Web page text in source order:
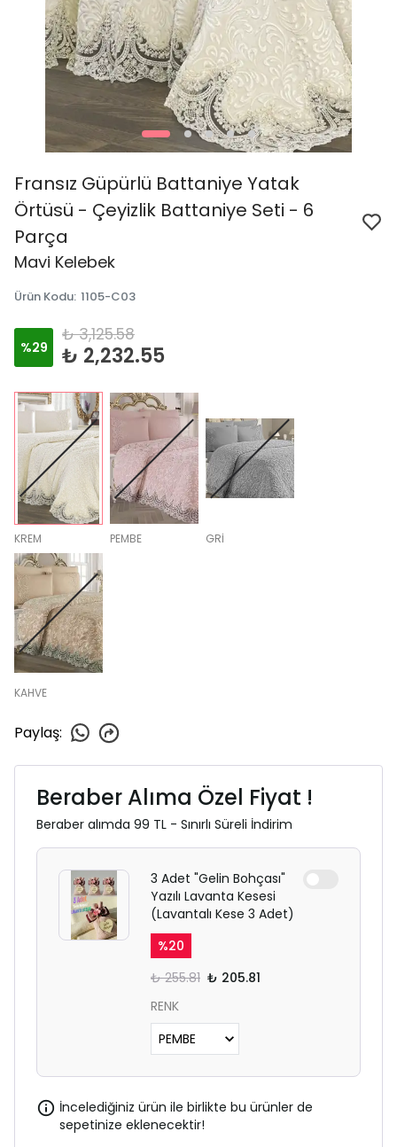
Fransız Güpürlü Battaniye Yatak
Örtüsü - Çeyizlik Battaniye Seti - 6
Parça
Mavi Kelebek
Ürün Kodu: 1105-C03
%29
₺ 3,125.58
₺ 2,232.55
KREM PEMBE GRİ
KAHVE
Paylaş:
Beraber Alıma Özel Fiyat !
Beraber alımda 99 TL - Sınırlı Süreli İndirim
3 Adet "Gelin Bohçası"
Yazılı Lavanta Kesesi
(Lavantalı Kese 3 Adet)
%20
₺ 255.81 ₺ 205.81
RENK
İncelediğiniz ürün ile birlikte bu ürünler de
sepetinize eklenecektir!